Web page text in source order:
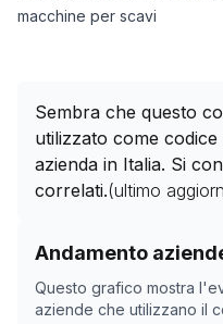
macchine per scavi
Sembra che questo
utilizzato come
azienda in Italia. Si
correlati.(ultimo
Andamento
Questo grafico mostra
aziende che utilizzano il
Storico numero di
Data
09/04/2025